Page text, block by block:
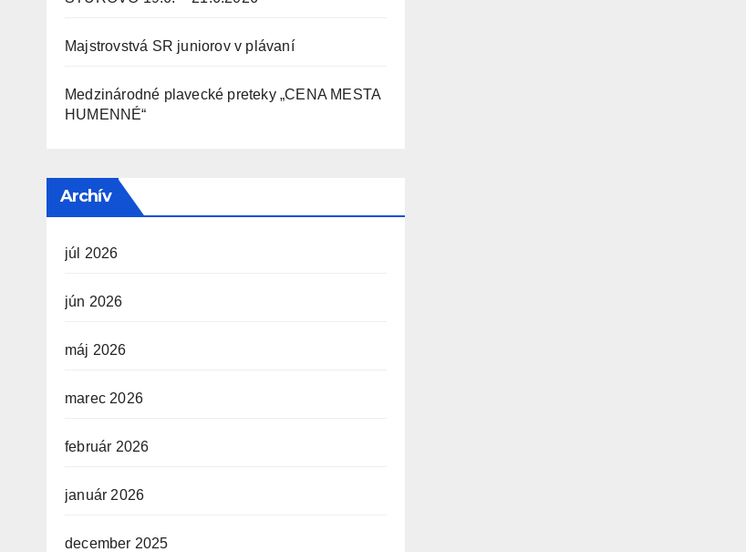
Majstrovstvá SR juniorov v plávaní
Medzinárodné plavecké preteky „CENA MESTA
HUMENNÉ“
Archív
júl 2026
jún 2026
máj 2026
marec 2026
február 2026
január 2026
december 2025